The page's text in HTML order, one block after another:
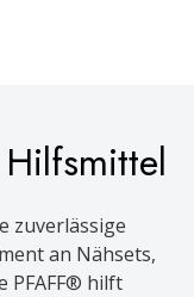
zuverlässige
an Nähsets,
PFAFF® hilft